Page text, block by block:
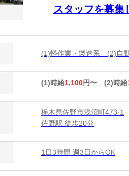
スタッフを募集
(1)軽作業・製造系 (2)自
(1)時給1,100円〜 (2)時給
栃木県佐野市浅沼町473-1
佐野駅 徒歩20分
1日3時間 週3日からOK